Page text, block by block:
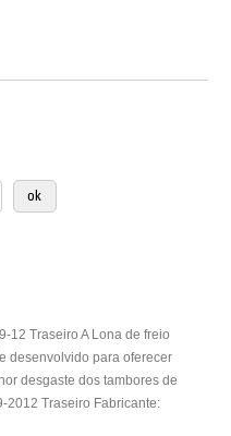
12 Traseiro A Lona de freio
desenvolvido para oferecer
desgaste dos tambores de
2012 Traseiro Fabricante: